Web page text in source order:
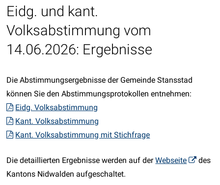
Eidg. und kant.
Volksabstimmung vom
14.06.2026: Ergebnisse
Die Abstimmungsergebnisse der Gemeinde Stansstad
können Sie den Abstimmungsprotokollen entnehmen:
Eidg. Volksabstimmung
Kant. Volksabstimmung
Kant. Volksabstimmung mit Stichfrage
Die detaillierten Ergebnisse werden auf derWebseite
des
Kantons Nidwalden aufgeschaltet.